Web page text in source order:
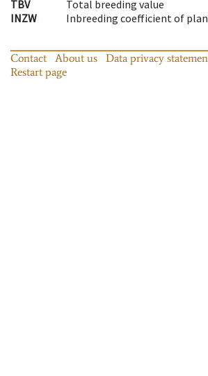
TBV
Total breeding value
INZW
Inbreeding coefficient of
Contact About us Data privacy
Restart page